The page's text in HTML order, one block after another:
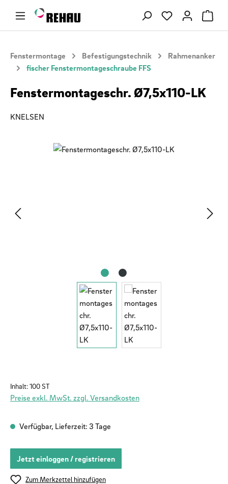
Zum Hauptinhalt springen Du hast 0
Fenstermontage Befestigungstechnik
Rahmenanker
fischer Fenstermontageschraube FFS
Fenstermontageschr. Ø7,5x110-LK
KNELSEN
Bildergalerie überspringen
Inhalt:100 ST
Preise exkl. MwSt. zzgl. Versandkosten
Verfügbar, Lieferzeit: 3 Tage
Jetzt einloggen / registrieren
Zum Merkzettel hinzufügen